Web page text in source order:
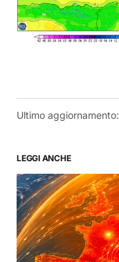
Ultimo aggiornamento:
LEGGI ANCHE